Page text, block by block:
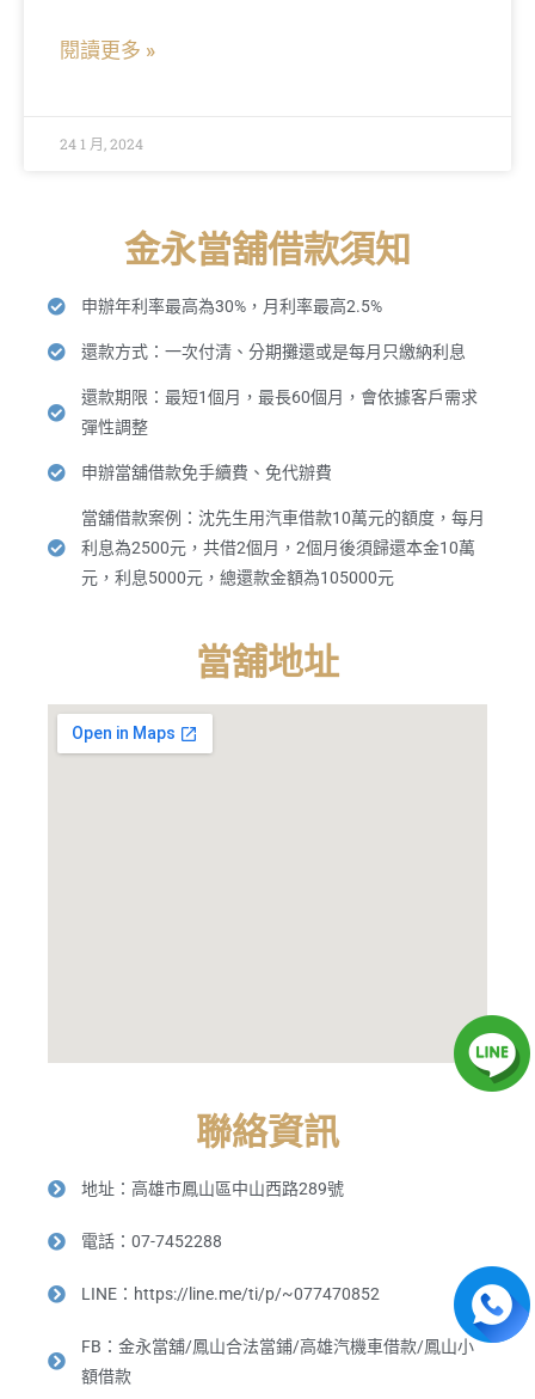
閱讀更多 »
24 1 月, 2024
金永當舖借款須知
申辦年利率最高為30%，月利率最高2.5%
還款方式：一次付清、分期攤還或是每月只繳納利息
還款期限：最短1個月，最長60個月，會依據客戶需求
彈性調整
申辦當舖借款免手續費、免代辦費
當舖借款案例：沈先生用汽車借款10萬元的額度，每月
利息為2500元，共借2個月，2個月後須歸還本金10萬
元，利息5000元，總還款金額為105000元
當舖地址
聯絡資訊
地址：高雄市鳳山區中山西路289號
電話：07-7452288
LINE：https://line.me/ti/p/~077470852
FB：金永當舖/鳳山合法當鋪/高雄汽機車借款/鳳山小
額借款